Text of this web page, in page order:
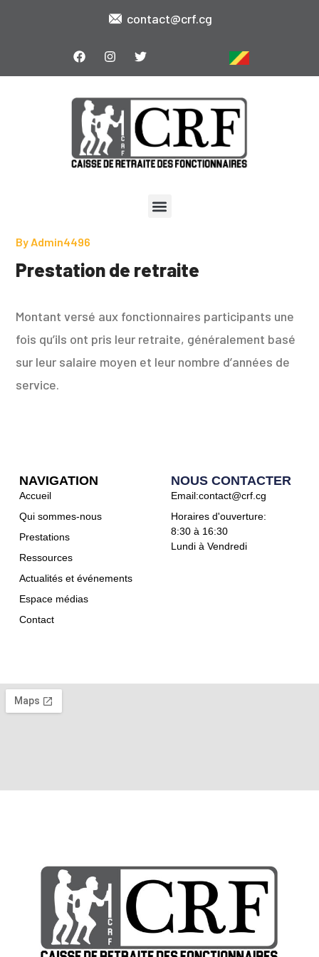
contact@crf.cg
By Admin4496
Prestation de retraite
Montant versé aux fonctionnaires participants une
fois qu’ils ont pris leur retraite, généralement basé
sur leur salaire moyen et leur nombre d’années de
service.
NAVIGATION
Accueil
Qui sommes-nous
Prestations
Ressources
Actualités et événements
Espace médias
Contact
NOUS CONTACTER
Email:contact@crf.cg
Horaires d'ouverture:
8:30 à 16:30
Lundi à Vendredi